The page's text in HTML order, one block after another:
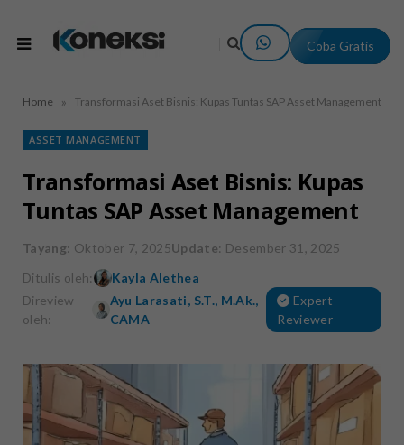
Coba Gratis
Home » Transformasi Aset Bisnis: Kupas Tuntas SAP Asset Management
ASSET MANAGEMENT
Transformasi Aset Bisnis: Kupas
Tuntas SAP Asset Management
Tayang: Oktober 7, 2025Update: Desember 31, 2025
Ditulis oleh:
Kayla Alethea
Direview
oleh:
Ayu Larasati, S.T., M.Ak.,
CAMA
Expert
Reviewer